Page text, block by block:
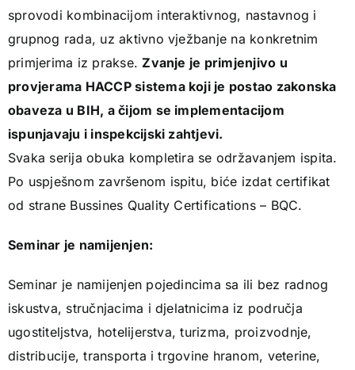
sprovodi kombinacijom interaktivnog, nastavnog i
grupnog rada, uz aktivno vježbanje na konkretnim
primjerima iz prakse.Zvanje je primjenjivo u
provjerama HACCP sistema koji je postao zakonska
obaveza u BIH, a čijom se implementacijom
ispunjavaju i inspekcijski zahtjevi.
Svaka serija obuka kompletira se održavanjem ispita.
Po uspješnom završenom ispitu, biće izdat certifikat
od strane Bussines Quality Certifications – BQC.
Seminar je namijenjen:
Seminar je namijenjen pojedincima sa ili bez radnog
iskustva, stručnjacima i djelatnicima iz područja
ugostiteljstva, hotelijerstva, turizma, proizvodnje,
distribucije, transporta i trgovine hranom, veterine,